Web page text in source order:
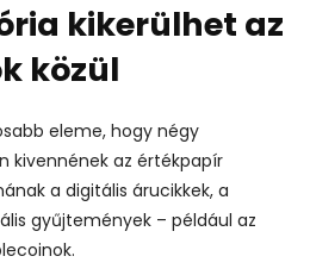
kikerülhet az
közül
eleme, hogy négy
kivennének az értékpapír
a digitális árucikkek, a
gyűjtemények – például az